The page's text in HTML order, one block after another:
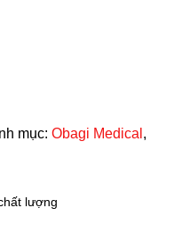
mục: Obagi Medical ,
lượng